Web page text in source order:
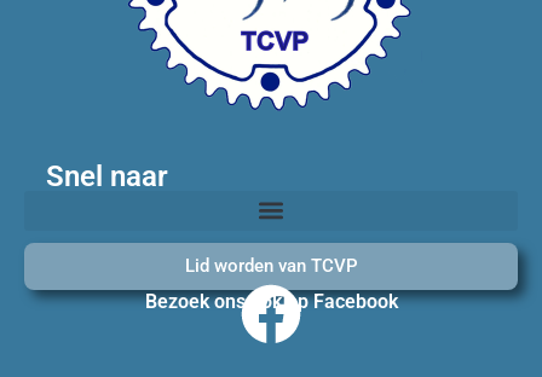
Snel naar
Lid worden van TCVP
Bezoek ons ook op Facebook